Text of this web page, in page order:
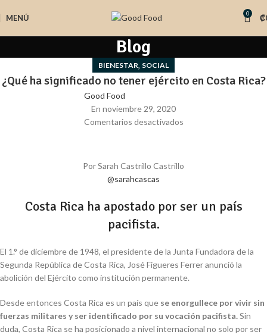
MENÚ 0 ₡
Blog
BIENESTAR, SOCIAL
¿Qué ha significado no tener ejército en Costa Rica?
Good Food
En noviembre 29, 2020
Comentarios desactivados
Por Sarah Castrillo Castrillo
@sarahcascas
Costa Rica ha apostado por ser un país
pacifista.
El 1.° de diciembre de 1948, el presidente de la Junta Fundadora de la
Segunda República de Costa Rica, José Figueres Ferrer anunció la
abolición del Ejército como institución permanente.
Desde entonces Costa Rica es un país que se enorgullece por vivir sin
fuerzas militares y ser identificado por su vocación pacifista.Sin
duda, Costa Rica se ha posicionado a nivel internacional no solo por ser